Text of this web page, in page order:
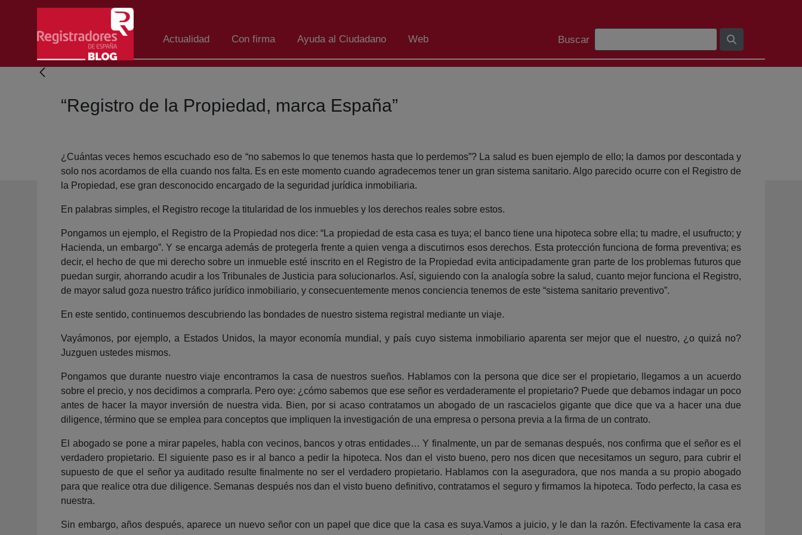
Skip to Main Content
Actualidad Con firma Ayuda al Ciudadano Web
Search Bar
Buscar
“Registro de la Propiedad, marca España”
¿Cuántas veces hemos escuchado eso de “no sabemos lo que tenemos hasta que lo perdemos”? La salud es buen ejemplo de ello; la damos por descontada y
solo nos acordamos de ella cuando nos falta. Es en este momento cuando agradecemos tener un gran sistema sanitario. Algo parecido ocurre con el Registro de
la Propiedad, ese gran desconocido encargado de la seguridad jurídica inmobiliaria.
En palabras simples, el Registro recoge la titularidad de los inmuebles y los derechos reales sobre estos.
Pongamos un ejemplo, el Registro de la Propiedad nos dice: “La propiedad de esta casa es tuya; el banco tiene una hipoteca sobre ella; tu madre, el usufructo; y
Hacienda, un embargo”. Y se encarga además de protegerla frente a quien venga a discutirnos esos derechos. Esta protección funciona de forma preventiva; es
decir, el hecho de que mi derecho sobre un inmueble esté inscrito en el Registro de la Propiedad evita anticipadamente gran parte de los problemas futuros que
puedan surgir, ahorrando acudir a los Tribunales de Justicia para solucionarlos. Así, siguiendo con la analogía sobre la salud, cuanto mejor funciona el Registro,
de mayor salud goza nuestro tráfico jurídico inmobiliario, y consecuentemente menos conciencia tenemos de este “sistema sanitario preventivo”.
En este sentido, continuemos descubriendo las bondades de nuestro sistema registral mediante un viaje.
Vayámonos, por ejemplo, a Estados Unidos, la mayor economía mundial, y país cuyo sistema inmobiliario aparenta ser mejor que el nuestro, ¿o quizá no?
Juzguen ustedes mismos.
Pongamos que durante nuestro viaje encontramos la casa de nuestros sueños. Hablamos con la persona que dice ser el propietario, llegamos a un acuerdo
sobre el precio, y nos decidimos a comprarla. Pero oye: ¿cómo sabemos que ese señor es verdaderamente el propietario? Puede que debamos indagar un poco
antes de hacer la mayor inversión de nuestra vida. Bien, por si acaso contratamos un abogado de un rascacielos gigante que dice que va a hacer una due
diligence, término que se emplea para conceptos que impliquen la investigación de una empresa o persona previa a la firma de un contrato.
El abogado se pone a mirar papeles, habla con vecinos, bancos y otras entidades… Y finalmente, un par de semanas después, nos confirma que el señor es el
verdadero propietario. El siguiente paso es ir al banco a pedir la hipoteca. Nos dan el visto bueno, pero nos dicen que necesitamos un seguro, para cubrir el
supuesto de que el señor ya auditado resulte finalmente no ser el verdadero propietario. Hablamos con la aseguradora, que nos manda a su propio abogado
para que realice otra due diligence. Semanas después nos dan el visto bueno definitivo, contratamos el seguro y firmamos la hipoteca. Todo perfecto, la casa es
nuestra.
Sin embargo, años después, aparece un nuevo señor con un papel que dice que la casa es suya.Vamos a juicio, y le dan la razón. Efectivamente la casa era